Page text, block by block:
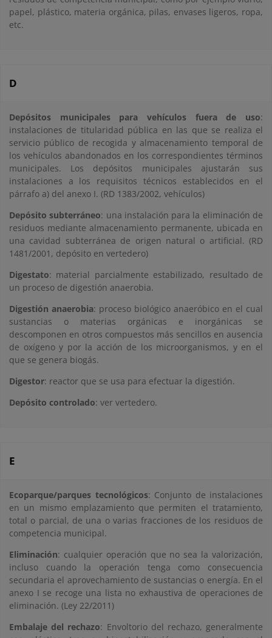
papel, plástico, materia orgánica, pilas, envases ligeros, ropa,
etc.
D
Depósitos municipales para vehículos fuera de uso:
instalaciones de titularidad pública en las que se realiza el
servicio público de recogida y almacenamiento temporal de
los vehículos abandonados en los correspondientes términos
municipales. Los depósitos municipales ajustarán sus
instalaciones a los requisitos técnicos establecidos en el
párrafo a) del anexo I. (RD 1383/2002, vehículos)
Depósito subterráneo: una instalación para la eliminación de
residuos mediante almacenamiento permanente, ubicada en
una cavidad subterránea de origen natural o artificial. (RD
1481/2001, depósito en vertedero)
Digestato: material parcialmente estabilizado, resultado de
un proceso de digestión anaerobia.
Digestión anaerobia: proceso biológico anaeróbico en el cual
sustancias o materias orgánicas e inorgánicas se
descomponen en otros compuestos más sencillos en ausencia
de oxígeno y por la acción de los microorganismos, y en el
que se genera biogás.
Digestor: reactor que se usa para efectuar la digestión.
Depósito controlado: ver vertedero.
E
Ecoparque/parques tecnológicos: Conjunto de instalaciones
en un mismo emplazamiento que permiten el tratamiento,
total o parcial, de una o varias fracciones de los residuos de
competencia municipal.
Eliminación: cualquier operación que no sea la valorización,
incluso cuando la operación tenga como consecuencia
secundaria el aprovechamiento de sustancias o energía. En el
anexo I se recoge una lista no exhaustiva de operaciones de
eliminación. (Ley 22/2011)
Embalaje del rechazo: Envoltorio del rechazo, generalmente